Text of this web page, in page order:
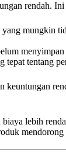
rendah.
mungkin
menyimpan
tepat tentang
keuntungan
lebih
mendorong